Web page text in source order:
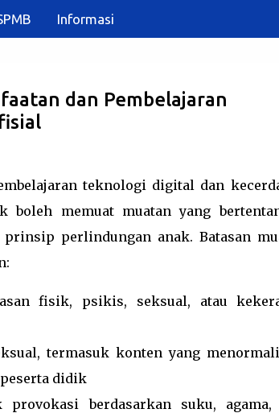
Informasi
Langsung ke konten utama
dan Pembelajaran
teknologi digital dan
memuat muatan yang
perlindungan anak. Batasan
fisik, psikis, seksual, atau
termasuk konten yang
didik
berdasarkan suku, agama,